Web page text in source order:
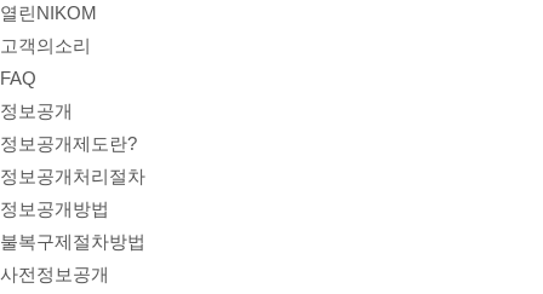
열린NIKOM
고객의소리
FAQ
정보공개
정보공개제도란?
정보공개처리절차
정보공개방법
불복구제절차방법
사전정보공개